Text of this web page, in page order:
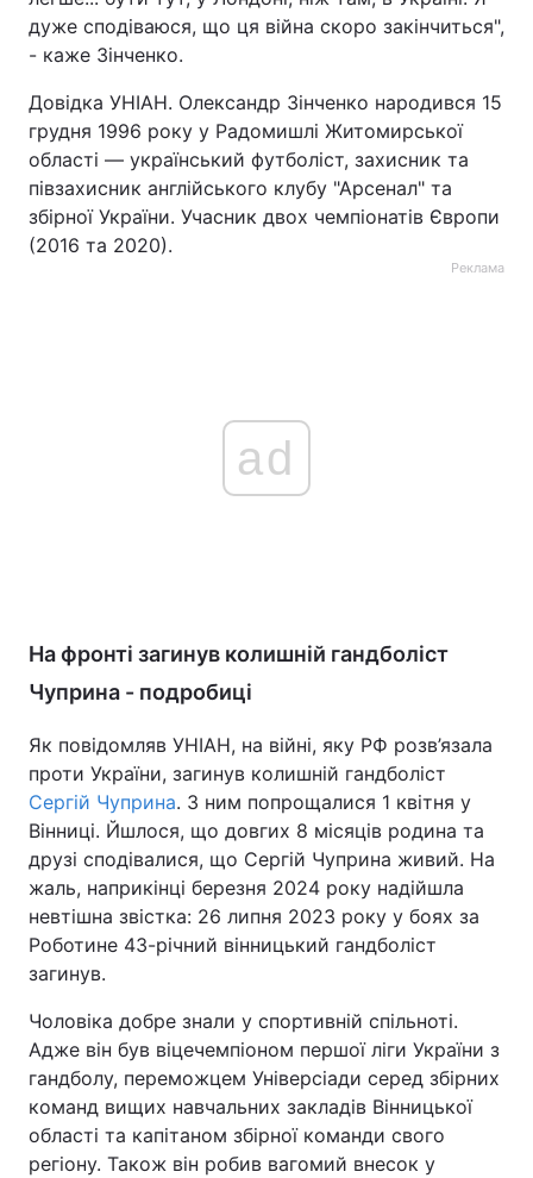
дуже сподіваюся, що ця війна скоро закінчиться",
- каже Зінченко.
Довідка УНІАН. Олександр Зінченко народився 15
грудня 1996 року у Радомишлі Житомирської
області — український футболіст, захисник та
півзахисник англійського клубу "Арсенал" та
збірної України. Учасник двох чемпіонатів Європи
(2016 та 2020).
Реклама
ad
На фронті загинув колишній гандболіст
Чуприна - подробиці
Як повідомляв УНІАН, на війні, яку РФ розв’язала
проти України, загинув колишній гандболіст
Сергій Чуприна. З ним попрощалися 1 квітня у
Вінниці. Йшлося, що довгих 8 місяців родина та
друзі сподівалися, що Сергій Чуприна живий. На
жаль, наприкінці березня 2024 року надійшла
невтішна звістка: 26 липня 2023 року у боях за
Роботине 43-річний вінницький гандболіст
загинув.
Чоловіка добре знали у спортивній спільноті.
Адже він був віцечемпіоном першої ліги України з
гандболу, переможцем Універсіади серед збірних
команд вищих навчальних закладів Вінницької
області та капітаном збірної команди свого
регіону. Також він робив вагомий внесок у